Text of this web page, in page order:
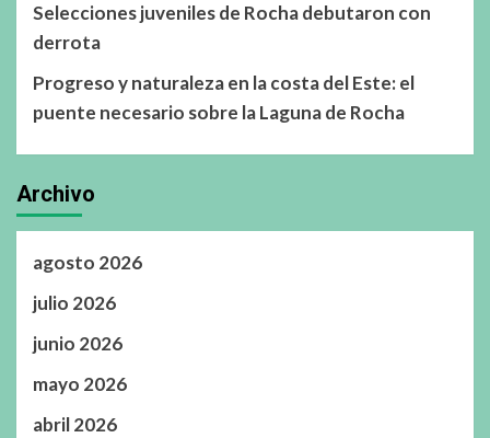
Selecciones juveniles de Rocha debutaron con
derrota
Progreso y naturaleza en la costa del Este: el
puente necesario sobre la Laguna de Rocha
Archivo
agosto 2026
julio 2026
junio 2026
mayo 2026
abril 2026